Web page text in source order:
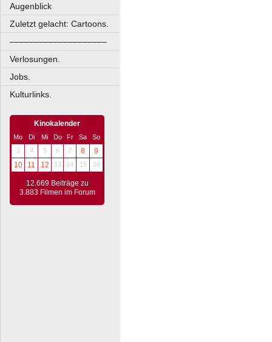
Augenblick
Zuletzt gelacht: Cartoons.
––––––––––––––––––––
Verlosungen.
Jobs.
Kulturlinks.
Kinokalender
Mo Di Mi Do Fr Sa
So
3
4 5 6 7 8
9
10
11 12 13 14 15 16
12.669 Beiträge zu
3.883 Filmen im Forum